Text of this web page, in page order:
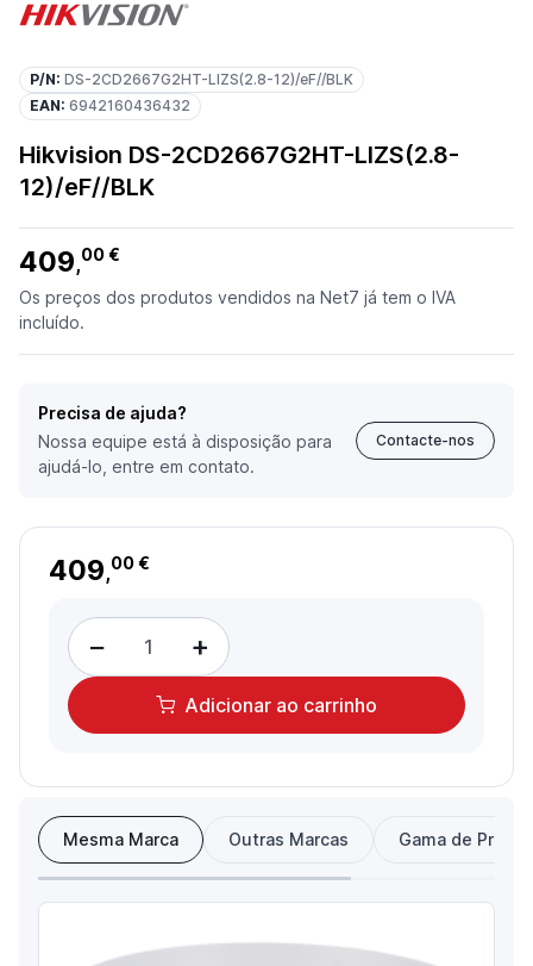
P/N: DS-2CD2667G2HT-LIZS(2.8-12)/eF//BLK
EAN: 6942160436432
Hikvision DS-2CD2667G2HT-LIZS(2.8-
12)/eF//BLK
409,00 €
Os preços dos produtos vendidos na Net7 já tem o IVA
incluído.
Precisa de ajuda?
Nossa equipe está à disposição para
ajudá-lo, entre em contato.
Contacte-nos
409,00 €
− +
Adicionar ao carrinho
Mesma Marca Outras Marcas Gama de Preço